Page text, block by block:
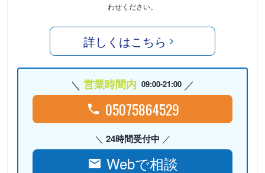
わせください。
詳しくはこちら
営業時間内 09:00-21:00
05075864529
24時間受付中
Webで相談